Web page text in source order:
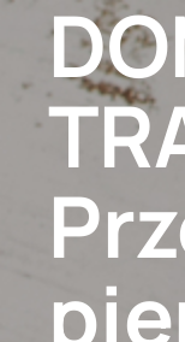
1-773-